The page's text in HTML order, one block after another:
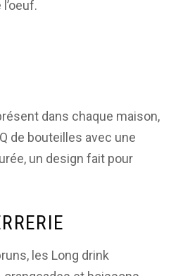
dans chaque maison,
de bouteilles avec une
un design fait pour
les Long drink